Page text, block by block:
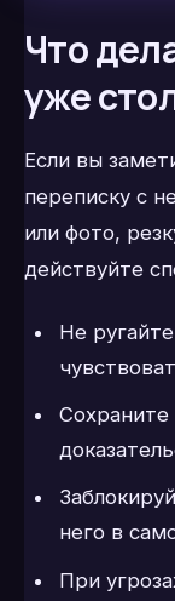
Что
уже
Если вы
переписку с
или фото,
действуйте
Не
Сохраните
него в
При